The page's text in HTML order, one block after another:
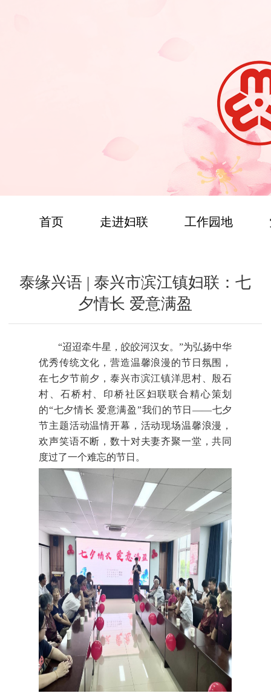
首页 走进妇联 工作园地
泰缘兴语 | 泰兴市滨江镇妇联：七
夕情长 爱意满盈
“迢迢牵牛星，皎皎河汉女。”为弘扬中华
优秀传统文化，营造温馨浪漫的节日氛围，
在七夕节前夕，泰兴市滨江镇洋思村、殷石
村、石桥村、印桥社区妇联联合精心策划
的“七夕情长 爱意满盈”我们的节日——七夕
节主题活动温情开幕，活动现场温馨浪漫，
欢声笑语不断，数十对夫妻齐聚一堂，共同
度过了一个难忘的节日。